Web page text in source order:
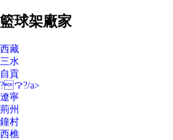
籃球架廠家
西藏
三水
自貢
?？?/a>
遼寧
荊州
鐘村
西樵